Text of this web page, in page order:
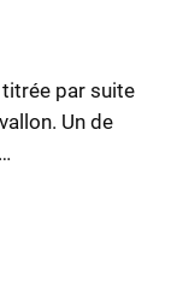
par suite
Un de